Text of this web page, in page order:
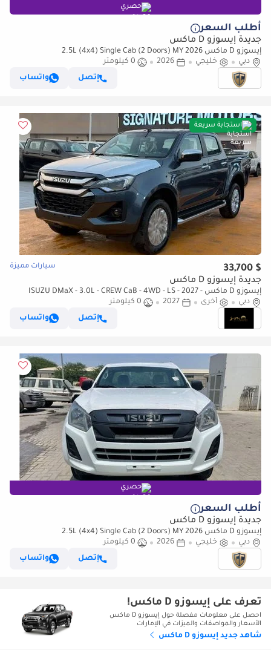
حصري
أطلب السعر
جديدة إيسوزو D ماكس
إيسوزو D ماكس 2.5L (4x4) Single Cab (2 Doors) MY 2026
دبي
خليجي 2026
0 كيلومتر
إتصل
واتساب
استجابة سريعة
$ 33,700 سيارات مميزة
جديدة إيسوزو D ماكس
إيسوزو D ماكس ISUZU DMaX - 3.0L - CREW CaB - 4WD - LS - 2027 -
GREYدبي أخرى 2027
0 كيلومتر
إتصل
واتساب
حصري
أطلب السعر
جديدة إيسوزو D ماكس
إيسوزو D ماكس 2.5L (4x4) Single Cab (2 Doors) MY 2026
دبي
خليجي 2026
0 كيلومتر
إتصل
واتساب
تعرف على إيسوزو D ماكس!
احصل على معلومات مفصلة حول إيسوزو D ماكس
الأسعار والمواصفات والميزات في الإمارات
شاهد جديد إيسوزو D ماكس